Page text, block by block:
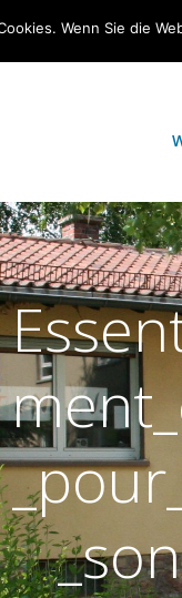
Wenn Sie die